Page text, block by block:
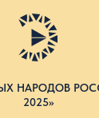
НАРОДОВ
2025»